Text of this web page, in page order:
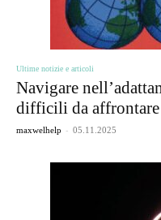
Ultime notizie e articoli
Navigare
difficili da affrontare
maxwelhelp - 05.11.2025